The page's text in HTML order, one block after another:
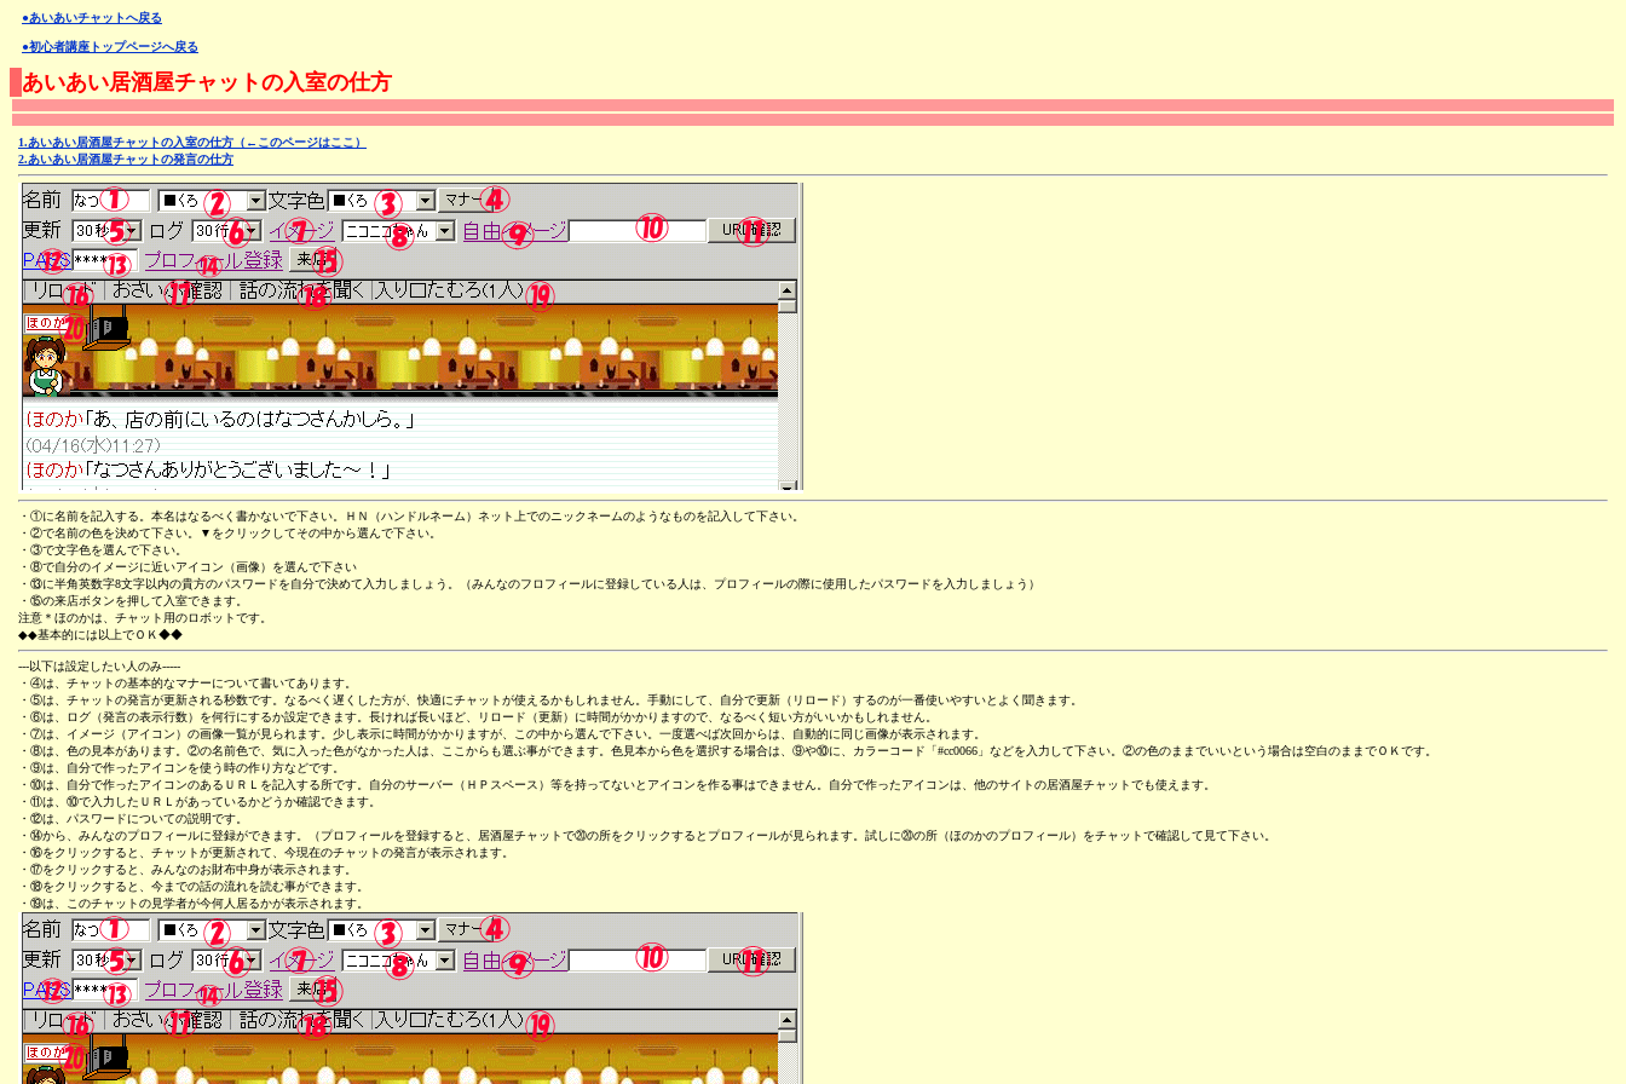
●あいあいチャットへ戻る
●初心者講座トップページへ戻る
あいあい居酒屋チャットの入室の仕方
1.あいあい居酒屋チャットの入室の仕方（←このページはここ）
2.あいあい居酒屋チャットの発言の仕方
・①に名前を記入する。本名はなるべく書かないで下さい。ＨＮ（ハンドルネーム）ネット上でのニックネームのようなものを記入して下さい。
・②で名前の色を決めて下さい。▼をクリックしてその中から選んで下さい。
・③で文字色を選んで下さい。
・⑧で自分のイメージに近いアイコン（画像）を選んで下さい
・⑬に半角英数字8文字以内の貴方のパスワードを自分で決めて入力しましょう。（みんなのフロフィールに登録している人は、プロフィールの際に使用したパスワードを入力しましょう）
・⑮の来店ボタンを押して入室できます。
注意＊ほのかは、チャット用のロボットです。
◆◆基本的には以上でＯＫ◆◆
---以下は設定したい人のみ-----
・④は、チャットの基本的なマナーについて書いてあります。
・⑤は、チャットの発言が更新される秒数です。なるべく遅くした方が、快適にチャットが使えるかもしれません。手動にして、自分で更新（リロード）するのが一番使いやすいとよく聞きます。
・⑥は、ログ（発言の表示行数）を何行にするか設定できます。長ければ長いほど、リロード（更新）に時間がかかりますので、なるべく短い方がいいかもしれません。
・⑦は、イメージ（アイコン）の画像一覧が見られます。少し表示に時間がかかりますが、この中から選んで下さい。一度選べば次回からは、自動的に同じ画像が表示されます。
・⑧は、色の見本があります。②の名前色で、気に入った色がなかった人は、ここからも選ぶ事ができます。色見本から色を選択する場合は、⑨や⑩に、カラーコード「#cc0066」などを入力して下さい。②の色のままでいいという場合は空白のままでＯＫです。
・⑨は、自分で作ったアイコンを使う時の作り方などです。
・⑩は、自分で作ったアイコンのあるＵＲＬを記入する所です。自分のサーバー（ＨＰスペース）等を持ってないとアイコンを作る事はできません。自分で作ったアイコンは、他のサイトの居酒屋チャットでも使えます。
・⑪は、⑩で入力したＵＲＬがあっているかどうか確認できます。
・⑫は、パスワードについての説明です。
・⑭から、みんなのプロフィールに登録ができます。（プロフィールを登録すると、居酒屋チャットで⑳の所をクリックするとプロフィールが見られます。試しに⑳の所（ほのかのプロフィール）をチャットで確認して見て下さい。
・⑯をクリックすると、チャットが更新されて、今現在のチャットの発言が表示されます。
・⑰をクリックすると、みんなのお財布中身が表示されます。
・⑱をクリックすると、今までの話の流れを読む事ができます。
・⑲は、このチャットの見学者が今何人居るかが表示されます。